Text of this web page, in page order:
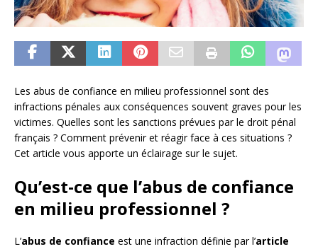
Les abus de confiance en milieu professionnel sont des
infractions pénales aux conséquences souvent graves pour les
victimes. Quelles sont les sanctions prévues par le droit pénal
français ? Comment prévenir et réagir face à ces situations ?
Cet article vous apporte un éclairage sur le sujet.
Qu’est-ce que l’abus de confiance
en milieu professionnel ?
L’abus de confiance est une infraction définie par l’article